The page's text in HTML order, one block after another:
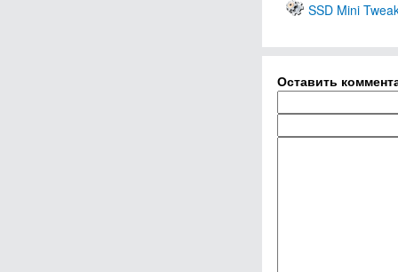
SSD Mini
Оставить